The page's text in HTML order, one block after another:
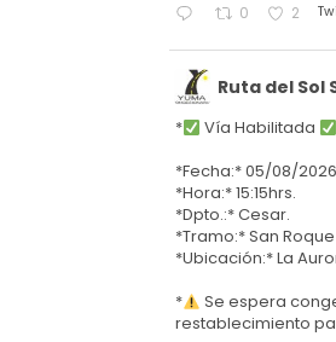
0 2
Ruta del Sol
* Vía Habilitada
*Fecha:* 05/08/
*Hora:* 15:15hrs.
*Dpto.:* Cesar.
*Tramo:* San
*Ubicación:* La
*
Se espera
restablecimiento